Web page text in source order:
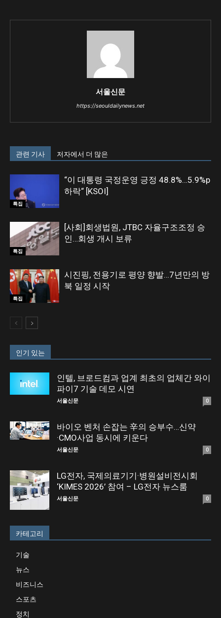
서울신문
https://seouldailynews.net
관련 기사 저자에서 더 많은
특집
“이 대통령 국정운영 긍정 48.8%…5.9%p
하락“ [KSOI]
특집
[사회]회생법원, JTBC 자율구조조정 승
인…회생 개시 보류
특집
시진핑, 전용기로 평양 향발…7년만의 방
북 일정 시작
인기 있는
인텔, 브로드컴과 업계 최초의 업체간 와이
파이7 기술 데모 시연
서울신문 0
바이오 벤처 손잡는 辛의 승부수…신약
·CMO사업 동시에 키운다
서울신문 0
LG전자, 국제의료기기·병원설비전시회
‘KIMES 2026’ 참여 – LG전자 뉴스룸
서울신문 0
카테고리
기술
뉴스
비즈니스
스포츠
정치